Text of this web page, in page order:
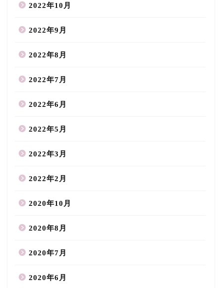
2022年10月
2022年9月
2022年8月
2022年7月
2022年6月
2022年5月
2022年3月
2022年2月
2020年10月
2020年8月
2020年7月
2020年6月